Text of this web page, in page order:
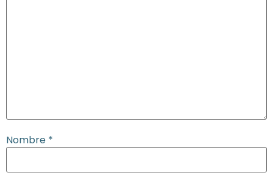
Nombre *